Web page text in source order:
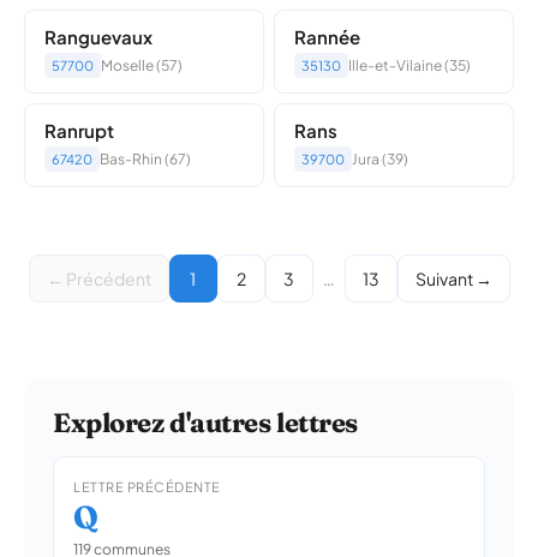
Ranguevaux
57700 Moselle (57)
Rannée
35130 Ille-et-Vilaine (35)
Ranrupt
67420 Bas-Rhin (67)
Rans
39700 Jura (39)
← Précédent 1 2 3 … 13 Suivant →
Explorez d'autres lettres
LETTRE PRÉCÉDENTE
Q
119 communes